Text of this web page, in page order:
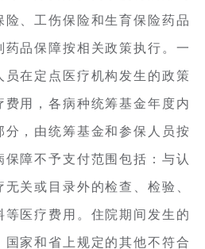
、工伤保险和生育保险药品
药品保障按相关政策执行。一
员在定点医疗机构发生的政策
用，各病种统筹基金年度内
分，由统筹基金和参保人员按
障不予支付范围包括：与认
关或目录外的检查、检验、
医疗费用。住院期间发生的
国家和省上规定的其他不符合